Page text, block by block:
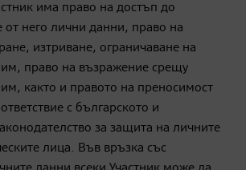
има право на достъп до
от него лични данни, право на
изтриване, ограничаване на
им, право на възражение срещу
както и правото на преносимост
с българското и
за защита на личните
лица. Във връзка със